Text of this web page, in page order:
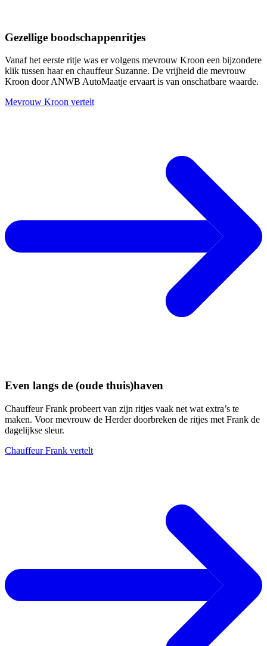
Gezellige boodschappenritjes
Vanaf het eerste ritje was er volgens mevrouw Kroon een bijzondere
klik tussen haar en chauffeur Suzanne. De vrijheid die mevrouw
Kroon door ANWB AutoMaatje ervaart is van onschatbare waarde.
Mevrouw Kroon vertelt
Even langs de (oude thuis)haven
Chauffeur Frank probeert van zijn ritjes vaak net wat extra’s te
maken. Voor mevrouw de Herder doorbreken de ritjes met Frank de
dagelijkse sleur.
Chauffeur Frank vertelt